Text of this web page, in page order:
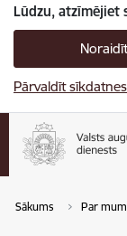
Lūdzu, atzīmējiet
Noraidīt
Pārvaldīt sīkdatnes
Sākums Par